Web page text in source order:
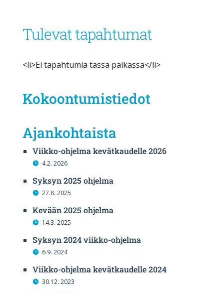
Tulevat tapahtumat
<li>Ei tapahtumia tässä paikassa</li>
Kokoontumistiedot
Ajankohtaista
Viikko-ohjelma kevätkaudelle 2026
4.2. 2026
Syksyn 2025 ohjelma
27.8. 2025
Kevään 2025 ohjelma
14.3. 2025
Syksyn 2024 viikko-ohjelma
6.9. 2024
Viikko-ohjelma kevätkaudelle 2024
30.12. 2023